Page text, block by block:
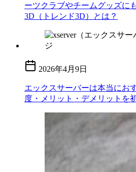
ーツクラブやチームグッズに
3D（トレンド3D）とは？
2026年4月9日
エックスサーバーは本当にお
度・メリット・デメリットを